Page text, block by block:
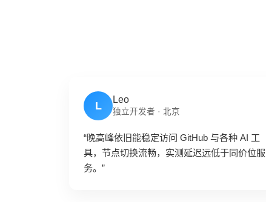
L
Leo
独立开发者 · 北京
“晚高峰依旧能稳定访问 GitHub 与各种 AI 工
具，节点切换流畅，实测延迟远低于同价位服
务。”